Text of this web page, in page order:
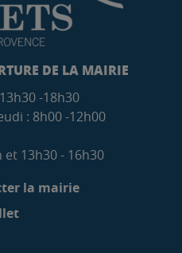
DE LA MAIRIE
-18h30
: 8h00 -12h00
13h30 - 16h30
la mairie